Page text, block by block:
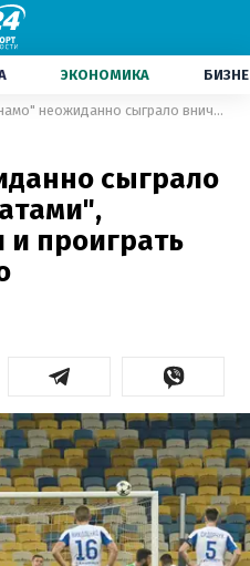
ЭКОНОМИКА
"Динамо" неожиданно сыграло вничью с "Карпатами", киевляне могли и проиграть этот матч: видео
сыграло
и проиграть